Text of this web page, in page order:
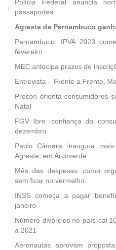
Polícia Federal anuncia
passaportes
Agreste de Pernambuco
Pernambuco: IPVA 2023
fevereiro
MEC antecipa prazos de
Entrevista – Frente a Frente,
Procon orienta consumidores
Natal
FGV Ibre: confiança do
dezembro
Paulo Câmara inaugura
Agreste, em Arcoverde
Mês das despesas: como
sem ficar no vermelho
INSS começa a pagar
janeiro
Número divórcios no país cai
a 2021
Aeronautas aprovam